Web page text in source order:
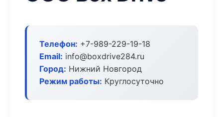
Телефон: +7-989-229-19-18
Email: info@boxdrive284.ru
Город: Нижний Новгород
Режим работы: Круглосуточно